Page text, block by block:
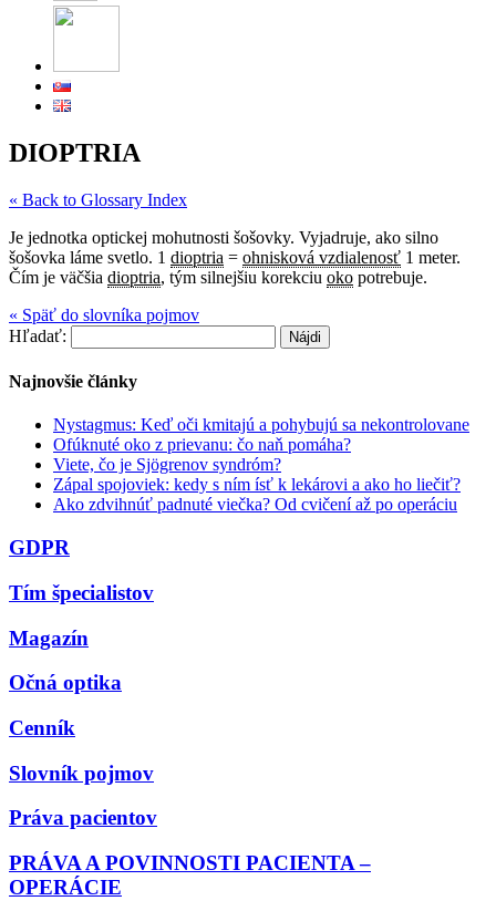
DIOPTRIA
« Back to Glossary Index
Je jednotka optickej mohutnosti šošovky. Vyjadruje, ako silno
šošovka láme svetlo. 1 dioptria = ohnisková vzdialenosť 1 meter.
Čím je väčšia dioptria, tým silnejšiu korekciu oko potrebuje.
« Späť do slovníka pojmov
Hľadať:
Najnovšie články
Nystagmus: Keď oči kmitajú a pohybujú sa nekontrolovane
Ofúknuté oko z prievanu: čo naň pomáha?
Viete, čo je Sjögrenov syndróm?
Zápal spojoviek: kedy s ním ísť k lekárovi a ako ho liečiť?
Ako zdvihnúť padnuté viečka? Od cvičení až po operáciu
GDPR
Tím špecialistov
Magazín
Očná optika
Cenník
Slovník pojmov
Práva pacientov
PRÁVA A POVINNOSTI PACIENTA –
OPERÁCIE